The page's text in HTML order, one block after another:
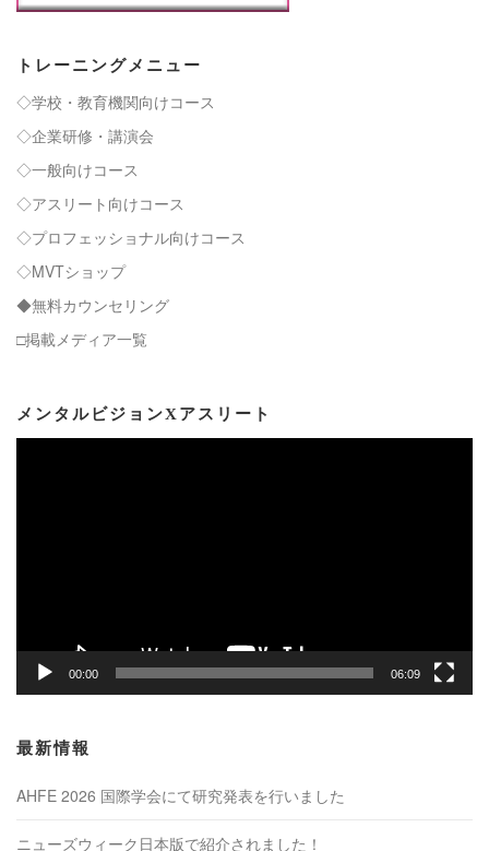
トレーニングメニュー
◇学校・教育機関向けコース
◇企業研修・講演会
◇一般向けコース
◇アスリート向けコース
◇プロフェッショナル向けコース
◇MVTショップ
◆無料カウンセリング
□掲載メディア一覧
メンタルビジョンXアスリート
00:00 06:09
最新情報
AHFE 2026 国際学会にて研究発表を行いました
ニューズウィーク日本版で紹介されました！